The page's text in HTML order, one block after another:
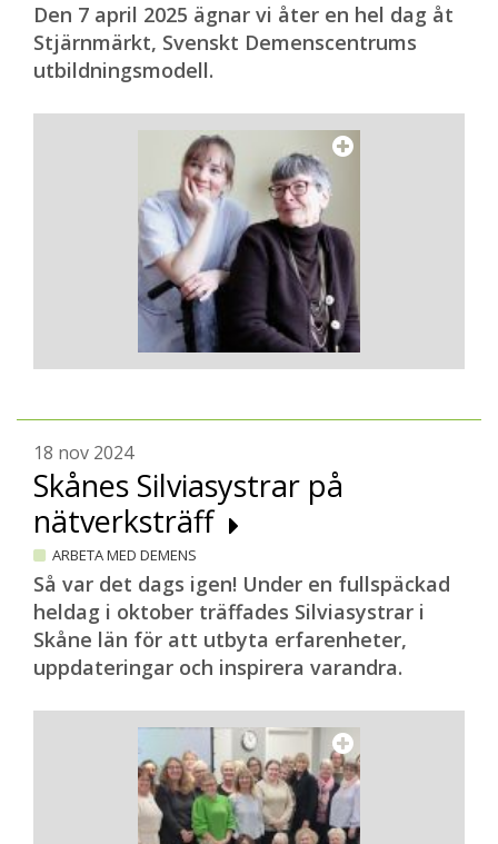
Den 7 april 2025 ägnar vi åter en hel dag åt
Stjärnmärkt, Svenskt Demenscentrums
utbildningsmodell.
18 nov 2024
Skånes Silviasystrar på
nätverksträff
ARBETA MED DEMENS
Så var det dags igen! Under en fullspäckad
heldag i oktober träffades Silviasystrar i
Skåne län för att utbyta erfarenheter,
uppdateringar och inspirera varandra.